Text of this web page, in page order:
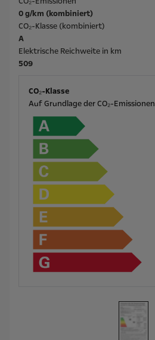
0 g/km (kombiniert)
CO₂-Klasse (kombiniert)
A
Elektrische Reichweite in km
509
CO₂-Klasse
Auf Grundlage der CO₂-Emissionen